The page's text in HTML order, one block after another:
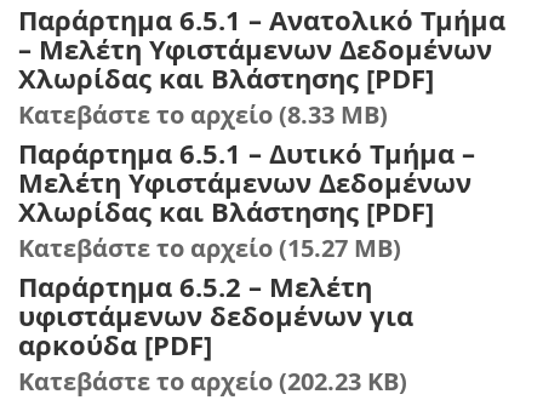
Παράρτημα 6.5.1 – Ανατολικό Τμήμα
– Μελέτη Υφιστάμενων Δεδομένων
Χλωρίδας και Βλάστησης [PDF]
Κατεβάστε το αρχείο (8.33 MB)
Παράρτημα 6.5.1 – Δυτικό Τμήμα –
Μελέτη Υφιστάμενων Δεδομένων
Χλωρίδας και Βλάστησης [PDF]
Κατεβάστε το αρχείο (15.27 MB)
Παράρτημα 6.5.2 – Μελέτη
υφιστάμενων δεδομένων για
αρκούδα [PDF]
Κατεβάστε το αρχείο (202.23 KB)